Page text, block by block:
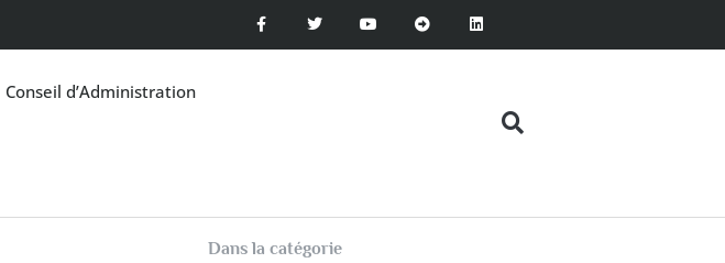
Conseil d’Administration
Dans la catégorie